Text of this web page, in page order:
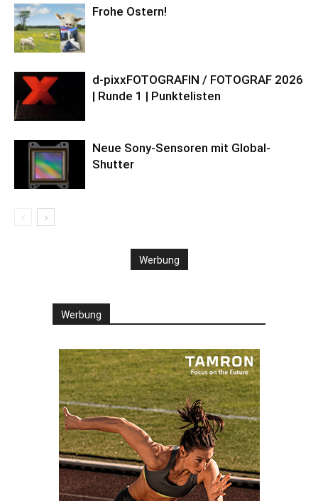
Frohe Ostern!
d-pixxFOTOGRAFIN / FOTOGRAF 2026
| Runde 1 | Punktelisten
Neue Sony-Sensoren mit Global-
Shutter
Werbung
Werbung